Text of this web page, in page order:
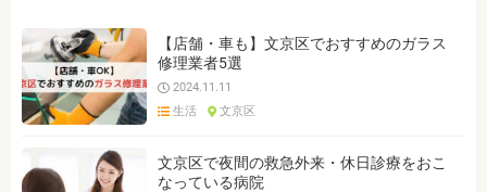
【店舗・車も】文京区でおすすめのガラス
修理業者5選
2024.11.11
生活
文京区
文京区で夜間の救急外来・休日診療をおこ
なっている病院